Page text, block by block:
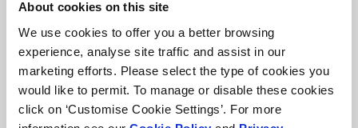
About cookies on this site
We use cookies to offer you a better browsing
experience, analyse site traffic and assist in our
marketing efforts. Please select the type of cookies you
would like to permit. To manage or disable these cookies
click on ‘Customise Cookie Settings’. For more
Productos
y
Productos y Servicios